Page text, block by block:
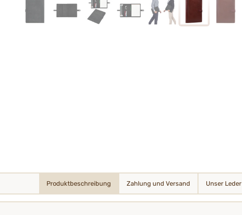
Produktbeschreibung Zahlung und Versand Unser Leder